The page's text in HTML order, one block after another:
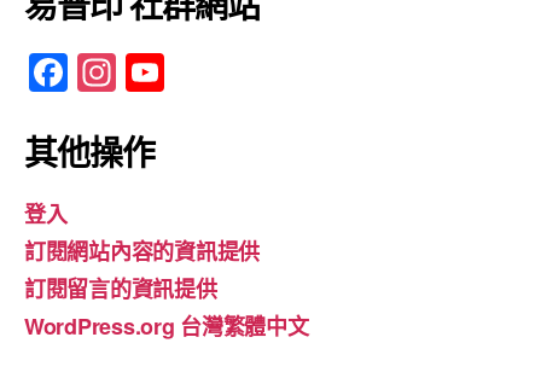
F
a
c
b
o
o
k
In
st
a
gr
a
m
u
b
e
其他操作
登入
訂閱網站內容的資訊提供
訂閱留言的資訊提供
WordPress.org 台灣繁體中文